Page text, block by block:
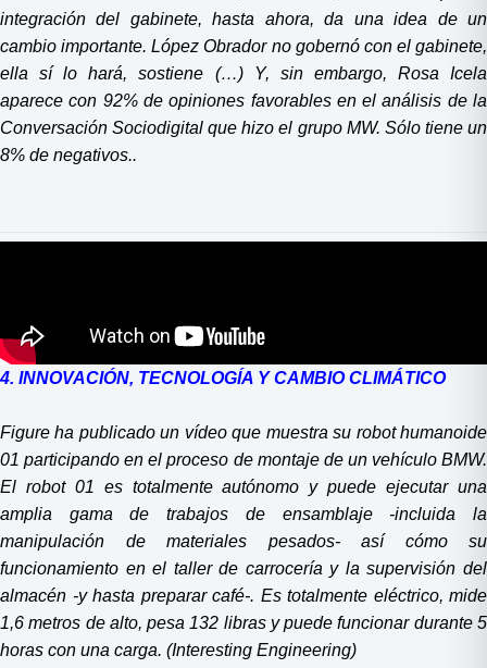
integración del gabinete, hasta ahora, da una idea de un
cambio importante. López Obrador no gobernó con el gabinete,
ella sí lo hará, sostiene (…) Y, sin embargo, Rosa Icela
aparece con 92% de opiniones favorables en el análisis de la
Conversación Sociodigital que hizo el grupo MW. Sólo tiene un
8% de negativos..
4. INNOVACIÓN, TECNOLOGÍA Y CAMBIO CLIMÁTICO
Figure ha publicado un vídeo que muestra su robot humanoide
01 participando en el proceso de montaje de un vehículo BMW.
El robot 01 es totalmente autónomo y puede ejecutar una
amplia gama de trabajos de ensamblaje -incluida la
manipulación de materiales pesados- así cómo su
funcionamiento en el taller de carrocería y la supervisión del
almacén -y hasta preparar café-. Es totalmente eléctrico, mide
1,6 metros de alto, pesa 132 libras y puede funcionar durante 5
horas con una carga. (Interesting Engineering)